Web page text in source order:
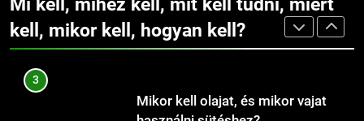
fogadni a gyermek mellé?
CSALÁD-GYEREK-KAPCSOLATOK
9
Babanevek kiválasztása: tippek és
kell, mikor kell, hogyan kell?
használni sütéshez?
ÉRDEKESSÉGEK ÉTEL-ITAL
4
Mikor kell a fűszereket hozzáadni
AUTÓ-MOTOR-JÁRMŰVEK ÉRDEKESSÉGEK
fogyókúrát?